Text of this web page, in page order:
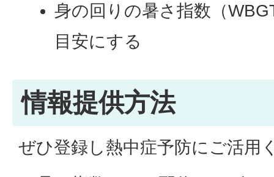
身の回りの暑さ指数（
目安にする
情報提供方法
ぜひ登録し熱中症予防にご活用